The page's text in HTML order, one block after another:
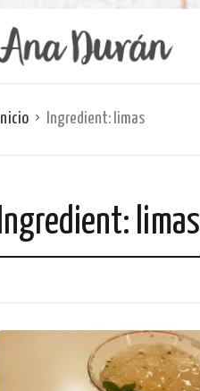
Inicio Ingredient: limas
Ingredient: limas